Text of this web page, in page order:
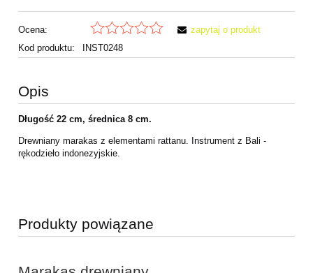
Ocena:
Kod produktu:
INST0248
zapytaj o produkt
Opis
Długość 22 cm, średnica 8 cm.
Drewniany marakas z elementami rattanu. Instrument z Bali -
rękodzieło indonezyjskie.
Produkty powiązane